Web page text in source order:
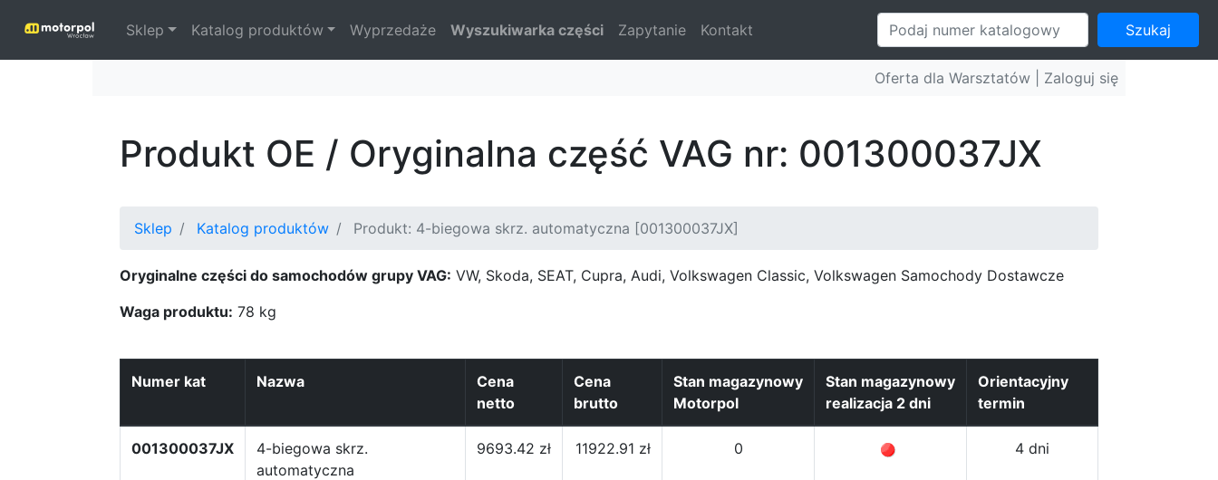
Sklep Katalog produktów Wyprzedaże Wyszukiwarka części Zapytanie Kontakt Szukaj
Oferta dla Warsztatów | Zaloguj się
Produkt OE / Oryginalna część VAG nr: 001300037JX
Sklep Katalog produktów Produkt: 4-biegowa skrz. automatyczna [001300037JX]
Oryginalne części do samochodów grupy VAG: VW, Skoda, SEAT, Cupra, Audi, Volkswagen Classic, Volkswagen Samochody Dostawcze
Waga produktu: 78 kg
Numer kat Nazwa
Cena
netto
Cena
brutto
Stan magazynowy
Motorpol
Stan magazynowy
realizacja 2 dni
Orientacyjny
termin
001300037JX
4-biegowa skrz.
automatyczna
9693.42 zł 11922.91 zł 0 4 dni